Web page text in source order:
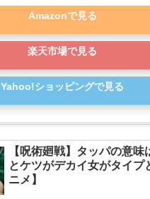
Amazonで見る
楽天市場で見る
Yahoo!ショッピングで見る
【呪術廻戦】タッパの意味
とケツがデカイ女がタイプ
ニメ】